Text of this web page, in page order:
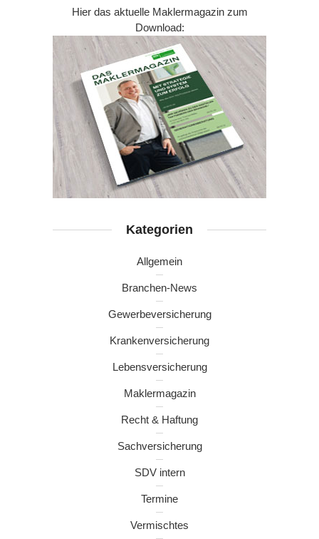
Hier das aktuelle Maklermagazin zum
Download:
Kategorien
Allgemein
Branchen-News
Gewerbeversicherung
Krankenversicherung
Lebensversicherung
Maklermagazin
Recht & Haftung
Sachversicherung
SDV intern
Termine
Vermischtes